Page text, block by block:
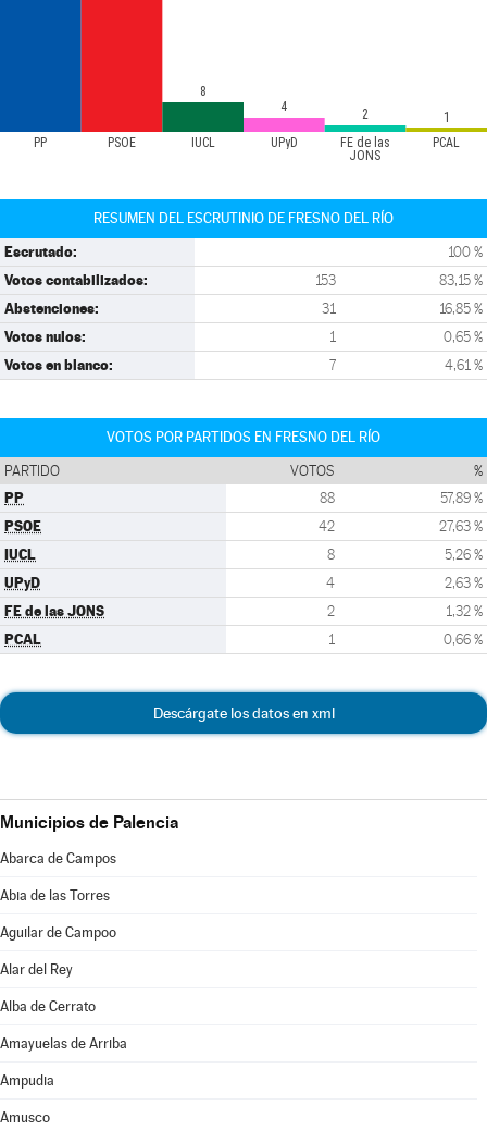
PP PSOE IUCL UPyD
FE de las
JONS
PCAL
8
4
2 1
RESUMEN DEL ESCRUTINIO DE FRESNO DEL RÍO
Escrutado: 100 %
Votos contabilizados: 153 83,15 %
Abstenciones: 31 16,85 %
Votos nulos: 1 0,65 %
Votos en blanco: 7 4,61 %
VOTOS POR PARTIDOS EN FRESNO DEL RÍO
PARTIDO VOTOS %
PP 88 57,89 %
PSOE 42 27,63 %
IUCL 8 5,26 %
UPyD 4 2,63 %
FE de las JONS 2 1,32 %
PCAL 1 0,66 %
Descárgate los datos en xml
Municipios de Palencia
Abarca de Campos
Abia de las Torres
Aguilar de Campoo
Alar del Rey
Alba de Cerrato
Amayuelas de Arriba
Ampudia
Amusco